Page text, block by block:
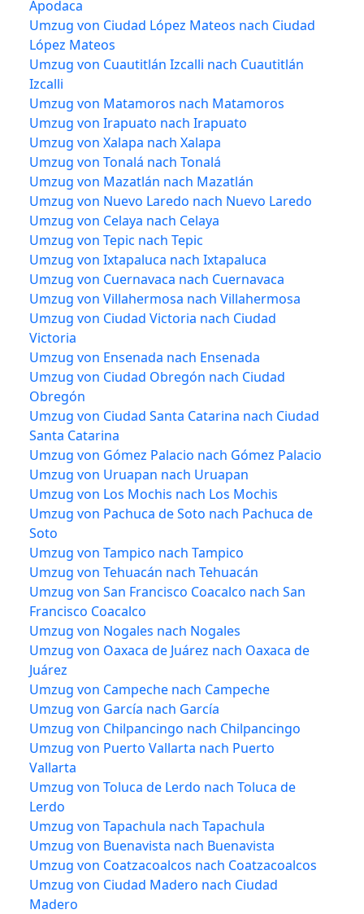
Apodaca
Umzug von Ciudad López Mateos nach Ciudad
López Mateos
Umzug von Cuautitlán Izcalli nach Cuautitlán
Izcalli
Umzug von Matamoros nach Matamoros
Umzug von Irapuato nach Irapuato
Umzug von Xalapa nach Xalapa
Umzug von Tonalá nach Tonalá
Umzug von Mazatlán nach Mazatlán
Umzug von Nuevo Laredo nach Nuevo Laredo
Umzug von Celaya nach Celaya
Umzug von Tepic nach Tepic
Umzug von Ixtapaluca nach Ixtapaluca
Umzug von Cuernavaca nach Cuernavaca
Umzug von Villahermosa nach Villahermosa
Umzug von Ciudad Victoria nach Ciudad
Victoria
Umzug von Ensenada nach Ensenada
Umzug von Ciudad Obregón nach Ciudad
Obregón
Umzug von Ciudad Santa Catarina nach Ciudad
Santa Catarina
Umzug von Gómez Palacio nach Gómez Palacio
Umzug von Uruapan nach Uruapan
Umzug von Los Mochis nach Los Mochis
Umzug von Pachuca de Soto nach Pachuca de
Soto
Umzug von Tampico nach Tampico
Umzug von Tehuacán nach Tehuacán
Umzug von San Francisco Coacalco nach San
Francisco Coacalco
Umzug von Nogales nach Nogales
Umzug von Oaxaca de Juárez nach Oaxaca de
Juárez
Umzug von Campeche nach Campeche
Umzug von García nach García
Umzug von Chilpancingo nach Chilpancingo
Umzug von Puerto Vallarta nach Puerto
Vallarta
Umzug von Toluca de Lerdo nach Toluca de
Lerdo
Umzug von Tapachula nach Tapachula
Umzug von Buenavista nach Buenavista
Umzug von Coatzacoalcos nach Coatzacoalcos
Umzug von Ciudad Madero nach Ciudad
Madero